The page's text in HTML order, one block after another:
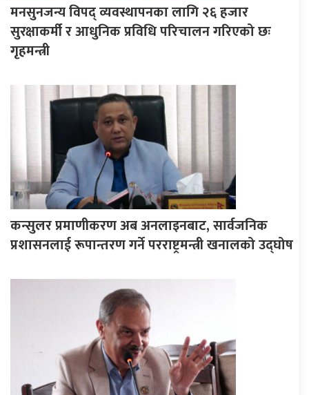
मनसुनजन्य विपद् व्यवस्थापनका लागि २६ हजार
सुरक्षाकर्मी र आधुनिक प्रविधि परिचालन गरिएको छः
गृहमन्त्री
कन्सुलर प्रमाणीकरण अब अनलाइनबाट, सार्वजनिक
प्रशासनलाई रूपान्तरण गर्ने परराष्ट्रमन्त्री खनालको उद्घोष